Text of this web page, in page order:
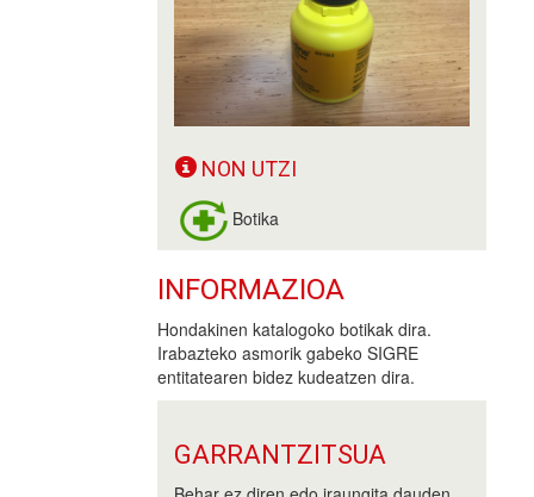
NON UTZI
Botika
INFORMAZIOA
Hondakinen katalogoko botikak dira.
Irabazteko asmorik gabeko SIGRE
entitatearen bidez kudeatzen dira.
GARRANTZITSUA